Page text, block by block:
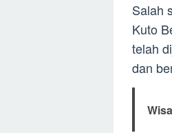
Salah
Kuto
telah
dan